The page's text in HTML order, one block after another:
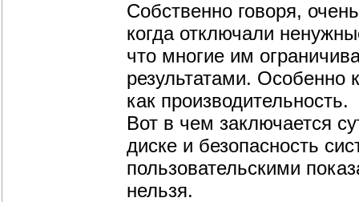
Собственно говоря,
когда отключали
что многие им
результатами. Особенно
как производительность.
Вот в чем заключается
диске и безопасность
пользовательскими
нельзя.